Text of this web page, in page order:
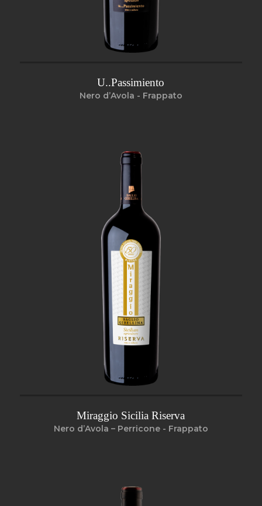
U..Passimiento
Nero d’Avola - Frappato
Miraggio Sicilia Riserva
Nero d’Avola – Perricone - Frappato